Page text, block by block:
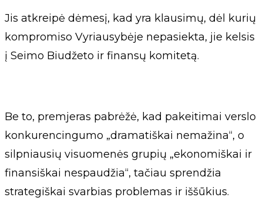
Jis atkreipė dėmesį, kad yra klausimų, dėl kurių
kompromiso Vyriausybėje nepasiekta, jie kelsis
į Seimo Biudžeto ir finansų komitetą.
Be to, premjeras pabrėžė, kad pakeitimai verslo
konkurencingumo „dramatiškai nemažina“, o
silpniausių visuomenės grupių „ekonomiškai ir
finansiškai nespaudžia“, tačiau sprendžia
strategiškai svarbias problemas ir iššūkius.